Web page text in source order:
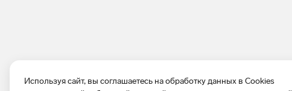
Используя сайт, вы соглашаетесь на обработку данных в Cookies